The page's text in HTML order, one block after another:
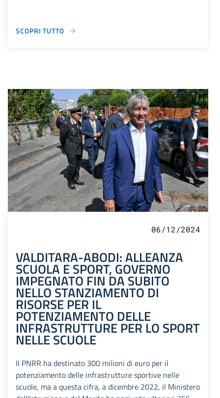
SCOPRI TUTTO
06/12/2024
VALDITARA-ABODI: ALLEANZA
SCUOLA E SPORT, GOVERNO
IMPEGNATO FIN DA SUBITO
NELLO STANZIAMENTO DI
RISORSE PER IL
POTENZIAMENTO DELLE
INFRASTRUTTURE PER LO SPORT
NELLE SCUOLE
Il PNRR ha destinato 300 milioni di euro per il
potenziamento delle infrastrutture sportive nelle
scuole, ma a questa cifra, a dicembre 2022, il Ministero